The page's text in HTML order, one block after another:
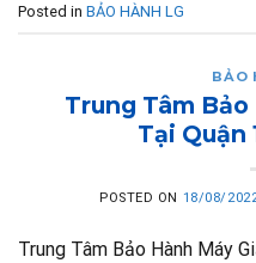
Posted in BẢO HÀNH LG
BẢO
Trung Tâm
Tại Quận
POSTED ON 18/08/
Trung Tâm Bảo Hành Máy